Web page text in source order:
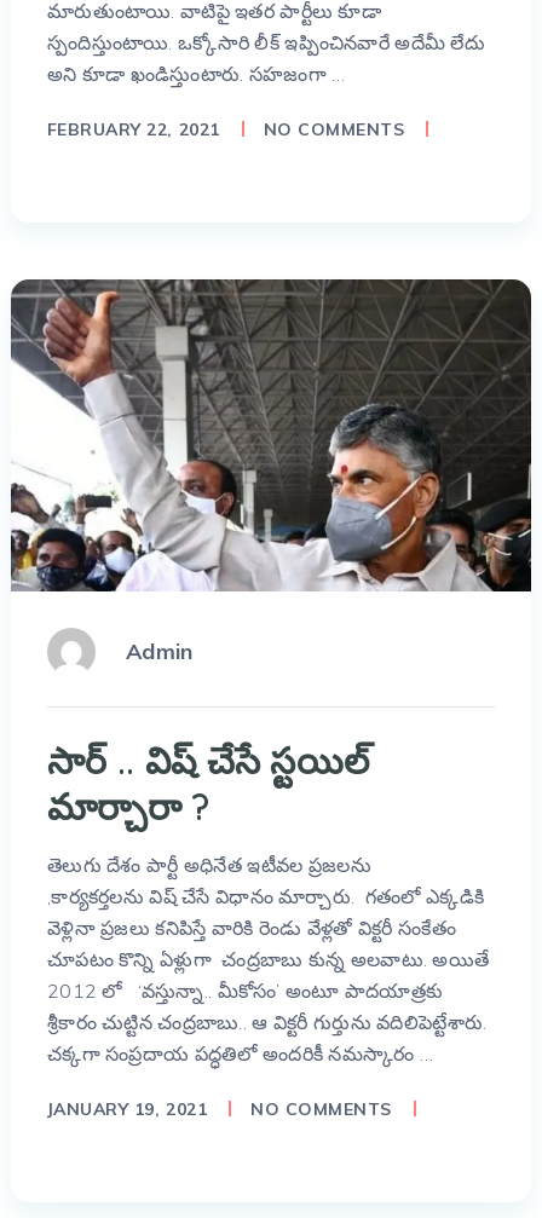
మారుతుంటాయి. వాటిపై ఇతర పార్టీలు కూడా
స్పందిస్తుంటాయి. ఒక్కోసారి లీక్ ఇప్పించినవారే అదేమీ లేదు
అని కూడా ఖండిస్తుంటారు. సహజంగా …
FEBRUARY 22, 2021 NO COMMENTS
Admin
సార్ .. విష్ చేసే స్టయిల్
మార్చారా ?
తెలుగు దేశం పార్టీ అధినేత ఇటీవల ప్రజలను
,కార్యకర్తలను విష్ చేసే విధానం మార్చారు. గతంలో ఎక్కడికి
వెళ్లినా ప్రజలు కనిపిస్తే వారికి రెండు వేళ్లతో విక్టరీ సంకేతం
చూపటం కొన్ని ఏళ్లుగా చంద్రబాబు కున్న అలవాటు. అయితే
2012 లో ‘వస్తున్నా.. మీకోసం’ అంటూ పాదయాత్రకు
శ్రీకారం చుట్టిన చంద్రబాబు.. ఆ విక్టరీ గుర్తును వదిలిపెట్టేశారు.
చక్కగా సంప్రదాయ పద్ధతిలో అందరికీ నమస్కారం …
JANUARY 19, 2021 NO COMMENTS